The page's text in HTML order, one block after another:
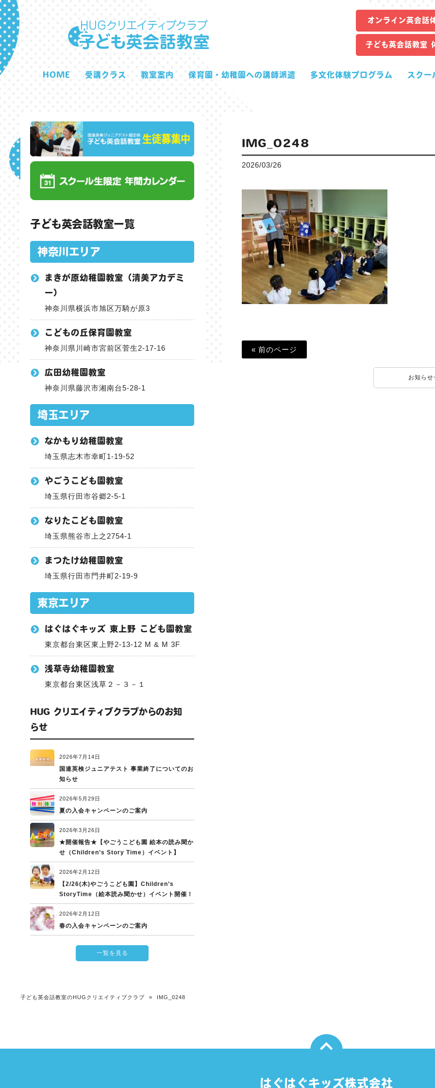
オンライン英会話
子ども英会話教室
HOME 受講クラス 教室案内 保育園・幼稚園への講師派遣 多文化体験プログラム スクー
IMG_0248
2026/03/26
« 前のページ
お知らせ
子ども英会話教室一覧
神奈川エリア
まきが原幼稚園教室（清美アカデミ
ー）
神奈川県横浜市旭区万騎が原3
こどもの丘保育園教室
神奈川県川崎市宮前区菅生2-17-16
広田幼稚園教室
神奈川県藤沢市湘南台5-28-1
埼玉エリア
なかもり幼稚園教室
埼玉県志木市幸町1-19-52
やごうこども園教室
埼玉県行田市谷郷2-5-1
なりたこども園教室
埼玉県熊谷市上之2754-1
まつたけ幼稚園教室
埼玉県行田市門井町2-19-9
東京エリア
はぐはぐキッズ 東上野 こども園教室
東京都台東区東上野2-13-12 M & M 3F
浅草寺幼稚園教室
東京都台東区浅草２－３－１
HUG クリエイティブクラブからのお知
らせ
2026年7月14日
国連英検ジュニアテスト 事業終了についてのお
知らせ
2026年5月29日
夏の入会キャンペーンのご案内
2026年3月26日
★開催報告★【やごうこども園 絵本の読み聞か
せ（Children’s Story Time）イベント】
2026年2月12日
【2/26(木)やごうこども園】Children’s
StoryTime（絵本読み聞かせ）イベント開催！
2026年2月12日
春の入会キャンペーンのご案内
一覧を見る
子ども英会話教室のHUGクリエイティブクラブ » IMG_0248
はぐはぐキッズ株式会社